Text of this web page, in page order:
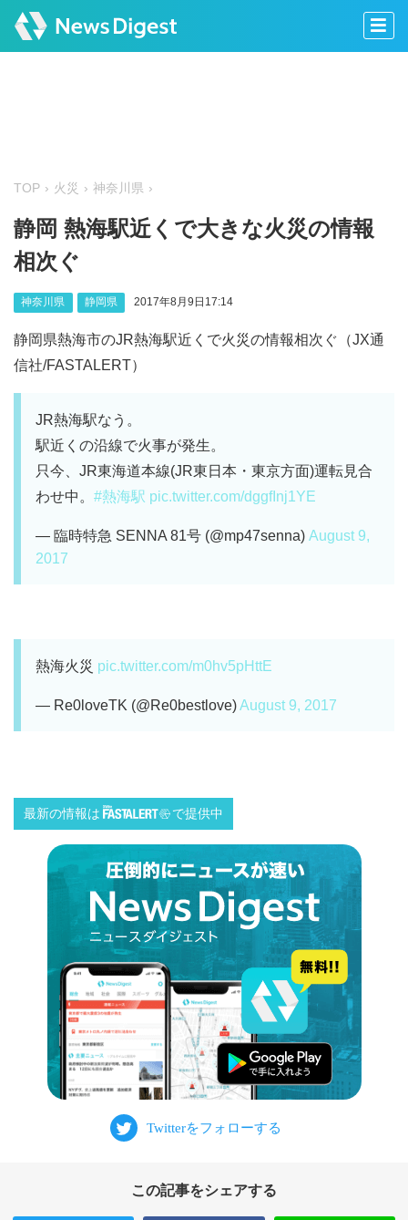
TOP 火災 神奈川県
静岡 熱海駅近くで大きな火災の情報
相次ぐ
神奈川県 静岡県 2017年8月9日17:14
静岡県熱海市のJR熱海駅近くで火災の情報相次ぐ（JX通
信社/FASTALERT）
JR熱海駅なう。
駅近くの沿線で火事が発生。
只今、JR東海道本線(JR東日本・東京方面)運転見合
わせ中。 #熱海駅 pic.twitter.com/dggfInj1YE
— 臨時特急 SENNA 81号 (@mp47senna) August 9,
2017
熱海火災 pic.twitter.com/m0hv5pHttE
— Re0loveTK (@Re0bestlove)August 9, 2017
最新の情報は で提供中
この記事をシェアする